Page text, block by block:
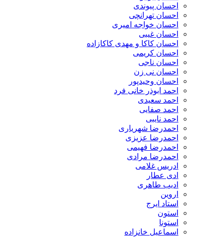
احسان پیوندی
احسان تهرانچی
احسان خواجه امیری
احسان غیبی
احسان کاکا و مهدی کاکازاده
احسان کریمی
احسان ناجی
احسان نی زن
احسان وحیدپور
احمد ابوذر خانی فرد
احمد سعیدی
احمد صفایی
احمد نایبی
احمدرضا شهریاری
احمدرضا عزیزی
احمدرضا فهیمی
احمدرضا مرادی
ادریس غلامی
ادی عطار
ادیب طاهری
اروین
استاد ایرج
استون
استونا
اسماعیل خانزاده